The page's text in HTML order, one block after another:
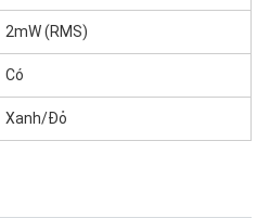
2mW (RMS)
Có
Xanh/Đỏ